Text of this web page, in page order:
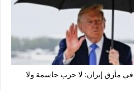
مأزق إيران: لا حرب حاسمة ولا